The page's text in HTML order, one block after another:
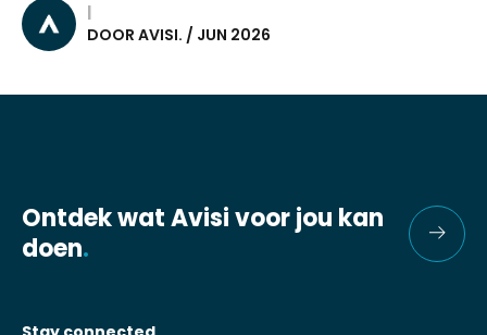
|
DOOR AVISI. / JUN 2026
Ontdek wat Avisi voor jou kan
doen.